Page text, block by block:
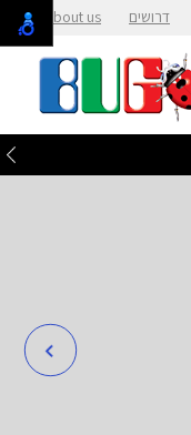
דרושים About us